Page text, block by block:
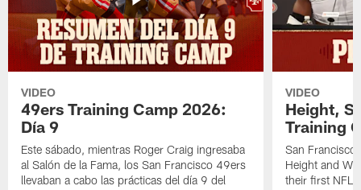
VIDEO
49ers Training Camp 2026:
Día 9
Este sábado, mientras Roger Craig ingresaba
al Salón de la Fama, los San Francisco 49ers
llevaban a cabo las prácticas del día 9 del
VIDEO
Height,
Training
San Francisco
Height and
their first NFL